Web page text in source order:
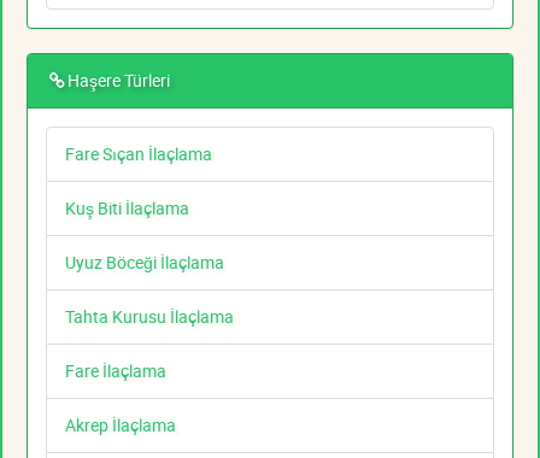
Haşere Türleri
Fare Sıçan İlaçlama
Kuş Biti İlaçlama
Uyuz Böceği İlaçlama
Tahta Kurusu İlaçlama
Fare İlaçlama
Akrep İlaçlama